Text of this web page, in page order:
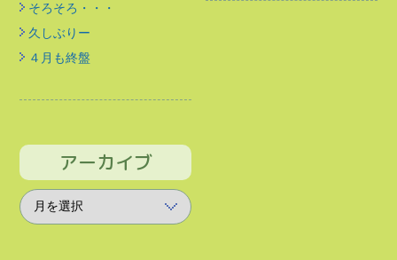
そろそろ・・・
久しぶりー
４月も終盤
アーカイブ